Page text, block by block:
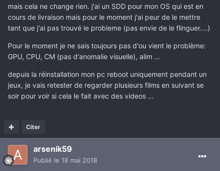
mais cela ne change rien. j'ai un SDD pour mon OS qui est en
cours de livraison mais pour le moment j'ai peur de le mettre
tant que j'ai pas trouvé le probleme (pas envie de le flinguer....)
Pour le moment je ne sais toujours pas d'ou vient le problème:
GPU, CPU, CM (pas d'anomalie visuelle), alim ...
depuis la réinstallation mon pc reboot uniquement pendant un
jeux, je vais retester de regarder plusieurs films en suivant se
soir pour voir si cela le fait avec des videos ...
Citer
arsenik59
Publié le 18 mai 2018